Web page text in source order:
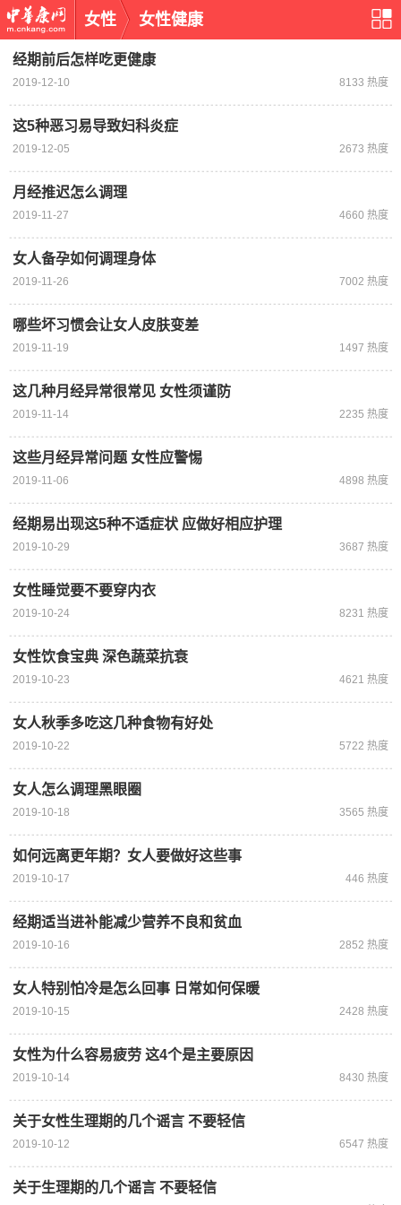
女性 女性健康
经期前后怎样吃更健康
2019-12-10 8133 热度
这5种恶习易导致妇科炎症
2019-12-05 2673 热度
月经推迟怎么调理
2019-11-27 4660 热度
女人备孕如何调理身体
2019-11-26 7002 热度
哪些坏习惯会让女人皮肤变差
2019-11-19 1497 热度
这几种月经异常很常见 女性须谨防
2019-11-14 2235 热度
这些月经异常问题 女性应警惕
2019-11-06 4898 热度
经期易出现这5种不适症状 应做好相应护理
2019-10-29 3687 热度
女性睡觉要不要穿内衣
2019-10-24 8231 热度
女性饮食宝典 深色蔬菜抗衰
2019-10-23 4621 热度
女人秋季多吃这几种食物有好处
2019-10-22 5722 热度
女人怎么调理黑眼圈
2019-10-18 3565 热度
如何远离更年期？女人要做好这些事
2019-10-17 446 热度
经期适当进补能减少营养不良和贫血
2019-10-16 2852 热度
女人特别怕冷是怎么回事 日常如何保暖
2019-10-15 2428 热度
女性为什么容易疲劳 这4个是主要原因
2019-10-14 8430 热度
关于女性生理期的几个谣言 不要轻信
2019-10-12 6547 热度
关于生理期的几个谣言 不要轻信